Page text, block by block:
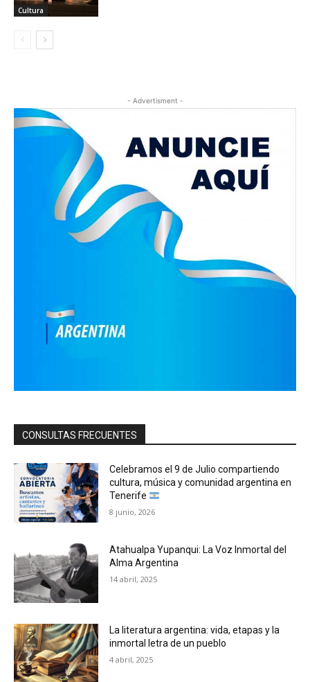
Cultura
- Advertisment -
CONSULTAS FRECUENTES
Celebramos el 9 de Julio compartiendo
cultura, música y comunidad argentina en
Tenerife
8 junio, 2026
Atahualpa Yupanqui: La Voz Inmortal del
Alma Argentina
14 abril, 2025
La literatura argentina: vida, etapas y la
inmortal letra de un pueblo
4 abril, 2025